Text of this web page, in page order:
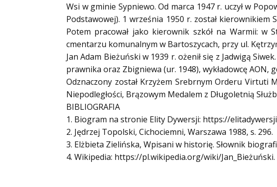
Wsi w gminie Sypniewo. Od marca 1947 r. uczył w
Podstawowej). 1 września 1950 r. został kierownikiem
Potem pracował jako kierownik szkół na Warmii: w
cmentarzu komunalnym w Bartoszycach, przy ul.
Jan Adam Bieżuński w 1939 r. ożenił się z Jadwigą
prawnika oraz Zbigniewa (ur. 1948), wykładowcę AON,
Odznaczony został Krzyżem Srebrnym Orderu Virtuti
Niepodległości, Brązowym Medalem z Długoletnią
BIBLIOGRAFIA
1. Biogram na stronie Elity Dywersji: https://
2. Jędrzej Topolski, Cichociemni, Warszawa 1988, s. 296.
3. Elżbieta Zielińska, Wpisani w historię. Słownik
4. Wikipedia: https://pl.wikipedia.org/wiki/Jan_Bieżuński.